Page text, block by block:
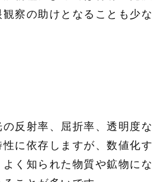
察の助けとなることも少な
反射率、屈折率、透明度な
性に依存しますが、数値化す
く知られた物質や鉱物にな